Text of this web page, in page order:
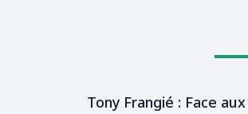
Tony Frangié : Face aux